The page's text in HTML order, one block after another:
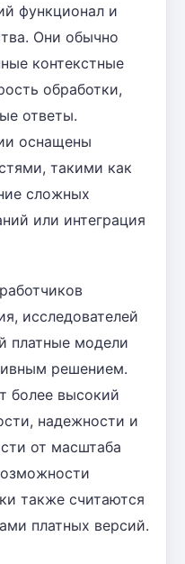
функционал и
Они обычно
контекстные
обработки,
ответы.
оснащены
такими как
сложных
или интеграция
исследователей
платные модели
решением.
более высокий
надежности и
от масштаба
также считаются
платных версий.